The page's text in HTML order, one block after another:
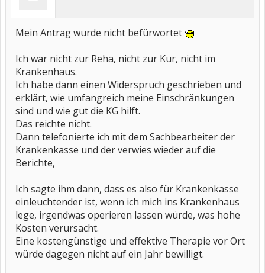
Mein Antrag wurde nicht befürwortet
Ich war nicht zur Reha, nicht zur Kur, nicht im
Krankenhaus.
Ich habe dann einen Widerspruch geschrieben und
erklärt, wie umfangreich meine Einschränkungen
sind und wie gut die KG hilft.
Das reichte nicht.
Dann telefonierte ich mit dem Sachbearbeiter der
Krankenkasse und der verwies wieder auf die
Berichte,
Ich sagte ihm dann, dass es also für Krankenkasse
einleuchtender ist, wenn ich mich ins Krankenhaus
lege, irgendwas operieren lassen würde, was hohe
Kosten verursacht.
Eine kostengünstige und effektive Therapie vor Ort
würde dagegen nicht auf ein Jahr bewilligt.